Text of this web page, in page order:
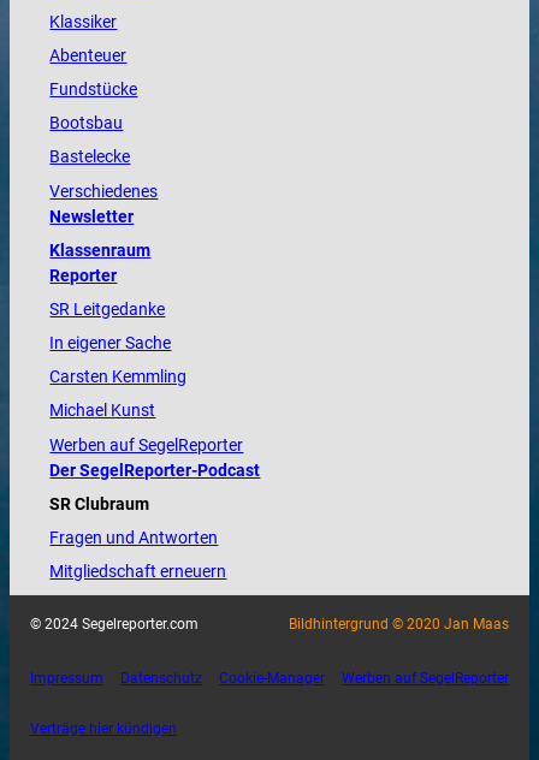
Klassiker
Abenteuer
Fundstücke
Bootsbau
Bastelecke
Verschiedenes
Newsletter
Klassenraum
Reporter
SR Leitgedanke
In eigener Sache
Carsten Kemmling
Michael Kunst
Werben auf SegelReporter
Der SegelReporter-Podcast
SR Clubraum
Fragen und Antworten
Mitgliedschaft erneuern
© 2024 Segelreporter.com Bildhintergrund © 2020 Jan Maas
Impressum Datenschutz Cookie-Manager Werben auf SegelReporter
Verträge hier kündigen